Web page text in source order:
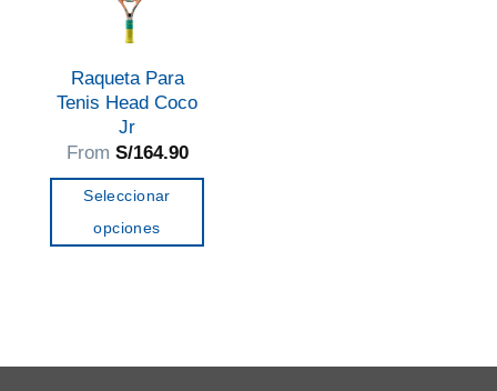
Raqueta Para
Tenis Head Coco
Jr
From S/164.90
Seleccionar
opciones